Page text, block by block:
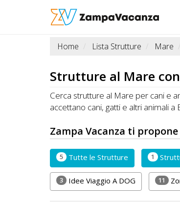
STRUTTURE
LUOGHI
OFFERTE
Home Lista Strutture Mare
Strutture al Mare
Cerca strutture al Mare per cani e
accettano cani, gatti e altri animali a
Zampa Vacanza ti propone
5 Tutte le Strutture 1
3 Idee Viaggio A DOG 11